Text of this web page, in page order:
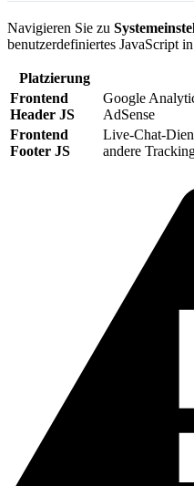
Navigieren Sie zu
benutzerdefiniertes JavaScript
Platzierung
Frontend
Header JS
Google
AdSense
Frontend
Footer JS
Live-Chat-
andere